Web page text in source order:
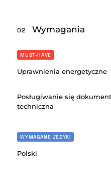
02 Wymagania
MUST-HAVE
Uprawnienia energetyczne
Posługiwanie się
techniczna
WYMAGANE JĘZYKI
Polski